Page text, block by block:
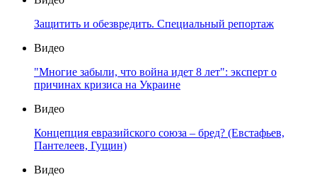
Защитить и обезвредить. Специальный репортаж
Видео
"Многие забыли, что война идет 8 лет": эксперт о
причинах кризиса на Украине
Видео
Концепция евразийского союза – бред? (Евстафьев,
Пантелеев, Гущин)
Видео